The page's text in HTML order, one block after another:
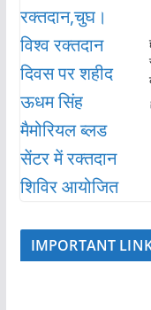
IMPORTANT